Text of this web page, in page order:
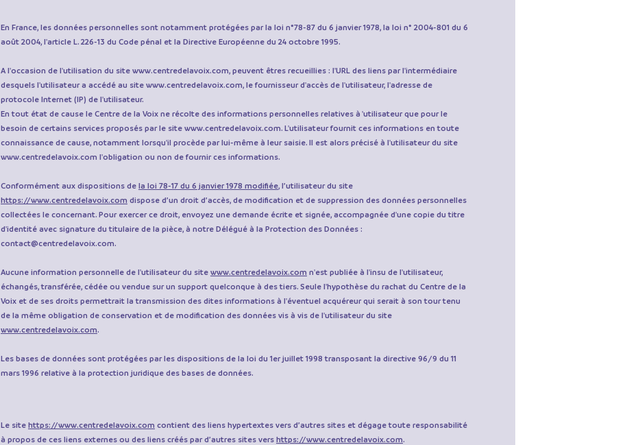
En France, les données personnelles sont notamment protégées par la loi n°78-87 du 6 janvier 1978, la loi n° 2004-801 du 6
août 2004, l'article L. 226-13 du Code pénal et la Directive Européenne du 24 octobre 1995.
A l'occasion de l'utilisation du site www.centredelavoix.com, peuvent êtres recueillies : l'URL des liens par l'intermédiaire
desquels l'utilisateur a accédé au site www.centredelavoix.com, le fournisseur d'accès de l'utilisateur, l'adresse de
protocole Internet (IP) de l'utilisateur.
En tout état de cause le Centre de la Voix ne récolte des informations personnelles relatives à 'utilisateur que pour le
besoin de certains services proposés par le site www.centredelavoix.com. L'utilisateur fournit ces informations en toute
connaissance de cause, notamment lorsqu'il procède par lui-même à leur saisie. Il est alors précisé à l'utilisateur du site
www.centredelavoix.com l'obligation ou non de fournir ces informations.
Conformément aux dispositions de la loi 78-17 du 6 janvier 1978 modifiée, l’utilisateur du site
https://www.centredelavoix.com dispose d’un droit d’accès, de modification et de suppression des données personnelles
collectées le concernant. Pour exercer ce droit, envoyez une demande écrite et signée, accompagnée d'une copie du titre
d'identité avec signature du titulaire de la pièce, à notre Délégué à la Protection des Données :
contact@centredelavoix.com.
Aucune information personnelle de l'utilisateur du site www.centredelavoix.com n'est publiée à l'insu de l'utilisateur,
échangés, transférée, cédée ou vendue sur un support quelconque à des tiers. Seule l'hypothèse du rachat du Centre de la
Voix et de ses droits permettrait la transmission des dites informations à l'éventuel acquéreur qui serait à son tour tenu
de la même obligation de conservation et de modification des données vis à vis de l'utilisateur du site
www.centredelavoix.com.
Les bases de données sont protégées par les dispositions de la loi du 1er juillet 1998 transposant la directive 96/9 du 11
mars 1996 relative à la protection juridique des bases de données.
Le site https://www.centredelavoix.com contient des liens hypertextes vers d’autres sites et dégage toute responsabilité
à propos de ces liens externes ou des liens créés par d’autres sites vers https://www.centredelavoix.com.